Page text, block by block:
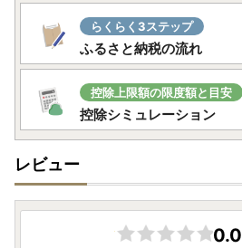
らくらく3ステップ
ふるさと納税の流れ
控除上限額の限度額と目安
控除シミュレーション
レビュー
0.0